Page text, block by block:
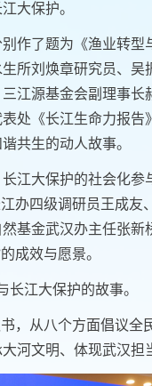
大保护。
作了题为《渔业转型
所刘焕章研究员、吴
江源基金会副理事长
处《长江生命力报告
共生的动人故事。
江大保护的社会化参
办四级调研员王成友
基金武汉办主任张新
成效与愿景。
长江大保护的故事。
，从八个方面倡议全
河文明、体现武汉担